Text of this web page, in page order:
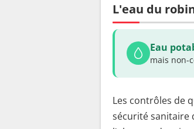
L'eau du
Eau
mais non-
Les contrôles de
sécurité sanitaire